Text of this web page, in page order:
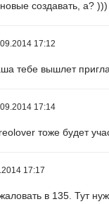
создавать, а? )))
17:12
тебе вышлет
17:14
тоже будет
17:17
в 135. Тут